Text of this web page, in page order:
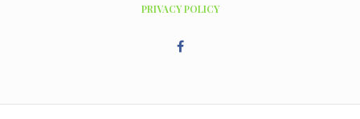
PRIVACY POLICY